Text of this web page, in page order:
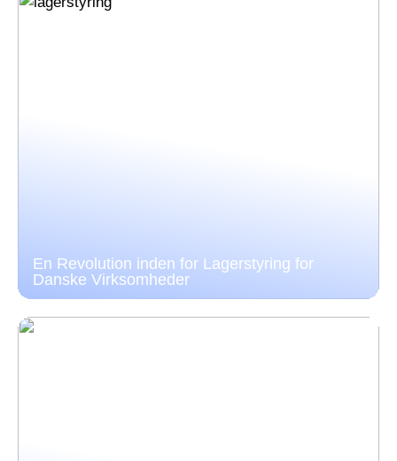
En Revolution inden for Lagerstyring for
Danske Virksomheder